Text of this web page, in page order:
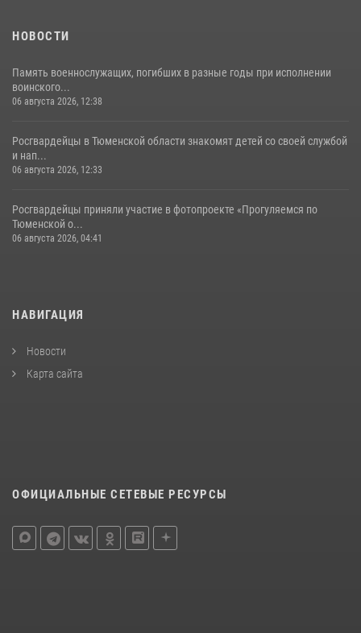
НОВОСТИ
Память военнослужащих, погибших в разные годы при исполнении
воинского...
06 августа 2026, 12:38
Росгвардейцы в Тюменской области знакомят детей со своей службой
и нап...
06 августа 2026, 12:33
Росгвардейцы приняли участие в фотопроекте «Прогуляемся по
Тюменской о...
06 августа 2026, 04:41
НАВИГАЦИЯ
Новости
Карта сайта
ОФИЦИАЛЬНЫЕ СЕТЕВЫЕ РЕСУРСЫ